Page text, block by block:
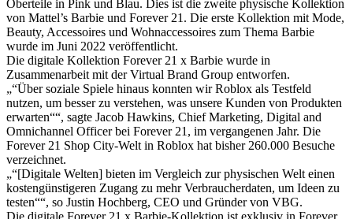
Oberteile in Pink und Blau. Dies ist die zweite physische Kollektion
von Mattel’s Barbie und Forever 21. Die erste Kollektion mit Mode,
Beauty, Accessoires und Wohnaccessoires zum Thema Barbie
wurde im Juni 2022 veröffentlicht.
Die digitale Kollektion Forever 21 x Barbie wurde in
Zusammenarbeit mit der Virtual Brand Group entworfen.
„“Über soziale Spiele hinaus konnten wir Roblox als Testfeld
nutzen, um besser zu verstehen, was unsere Kunden von Produkten
erwarten““, sagte Jacob Hawkins, Chief Marketing, Digital and
Omnichannel Officer bei Forever 21, im vergangenen Jahr. Die
Forever 21 Shop City-Welt in Roblox hat bisher 260.000 Besuche
verzeichnet.
„“[Digitale Welten] bieten im Vergleich zur physischen Welt einen
kostengünstigeren Zugang zu mehr Verbraucherdaten, um Ideen zu
testen““, so Justin Hochberg, CEO und Gründer von VBG.